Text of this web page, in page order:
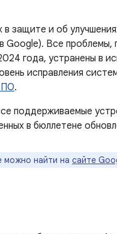
защите и об
Google). Все проблемы,
года, устранены в
исправления
ПО.
поддерживаемые
в бюллетене
можно найти на сайте